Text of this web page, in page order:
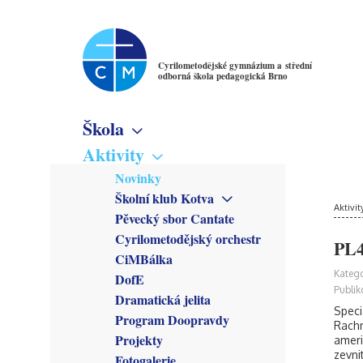
Cyrilometodějské gymnázium a střední
odborná škola pedagogická Brno
Škola
Virtuální prohlídka
Školné
Denní studium
Večerní studium
Poslání školy
Studijní obory
Gymnázium
Pedagogické lyceum
pedagogika
Předmětové sekce
Český jazyk
Anglický jazyk
Německý jazyk
Francouzský jazyk
Latina
Zřizovatel
Školská rada
Rada školy
CM Parlament
Společenství přátel školy
Aktivity
Novinky
Školní klub Kotva
Obecné informace
Členové
Kroužky
Co se stalo
Pěvecký sbor Cantate
Cyrilometodějský orchestr
CiMBálka
DofE
Dramatická jelita
Program Doopravdy
Projekty